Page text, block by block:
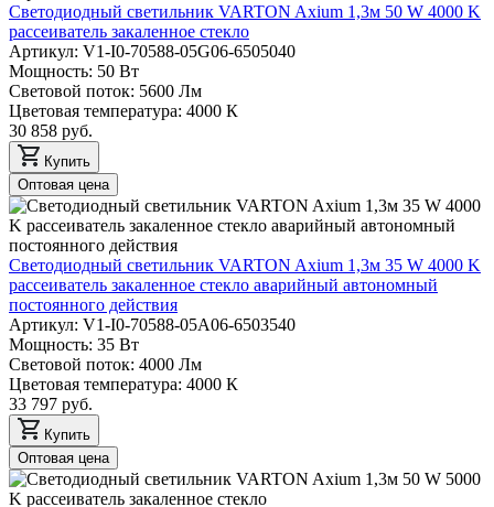
Светодиодный светильник VARTON Axium 1,3м 50 W 4000 K
рассеиватель закаленное стекло
Артикул: V1-I0-70588-05G06-6505040
Мощность: 50 Вт
Световой поток: 5600 Лм
Цветовая температура: 4000 К
30 858 руб.
Купить
Оптовая цена
Светодиодный светильник VARTON Axium 1,3м 35 W 4000 K
рассеиватель закаленное стекло аварийный автономный
постоянного действия
Артикул: V1-I0-70588-05A06-6503540
Мощность: 35 Вт
Световой поток: 4000 Лм
Цветовая температура: 4000 К
33 797 руб.
Купить
Оптовая цена